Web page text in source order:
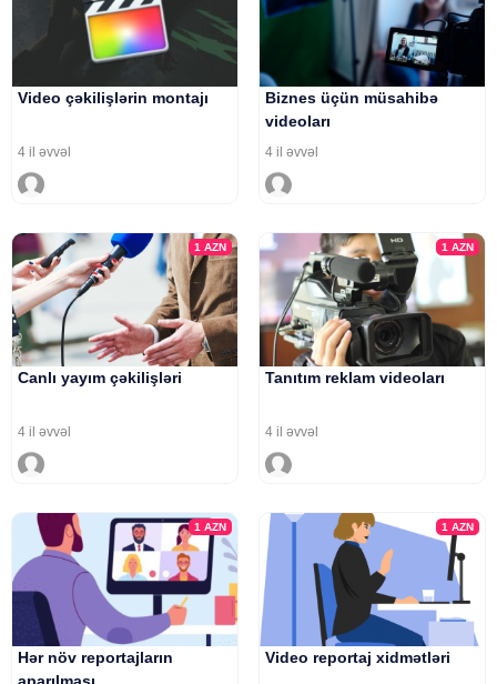
Video çəkilişlərin montajı
4 il əvvəl
Biznes üçün müsahibə
videoları
4 il əvvəl
1AZN
Canlı yayım çəkilişləri
4 il əvvəl
1 AZN
Tanıtım reklam videoları
4 il əvvəl
1AZN
Hər növ reportajların
1 AZN
Video reportaj xidmətləri